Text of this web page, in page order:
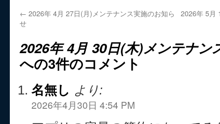
← 2026年 4月 27日(月)メンテナンス実施のお知ら
せ
2026年 5月
2026年 4月 30日(木)メンテナン
への3件のコメント
名無し より:
2026年4月30日 4:54 PM